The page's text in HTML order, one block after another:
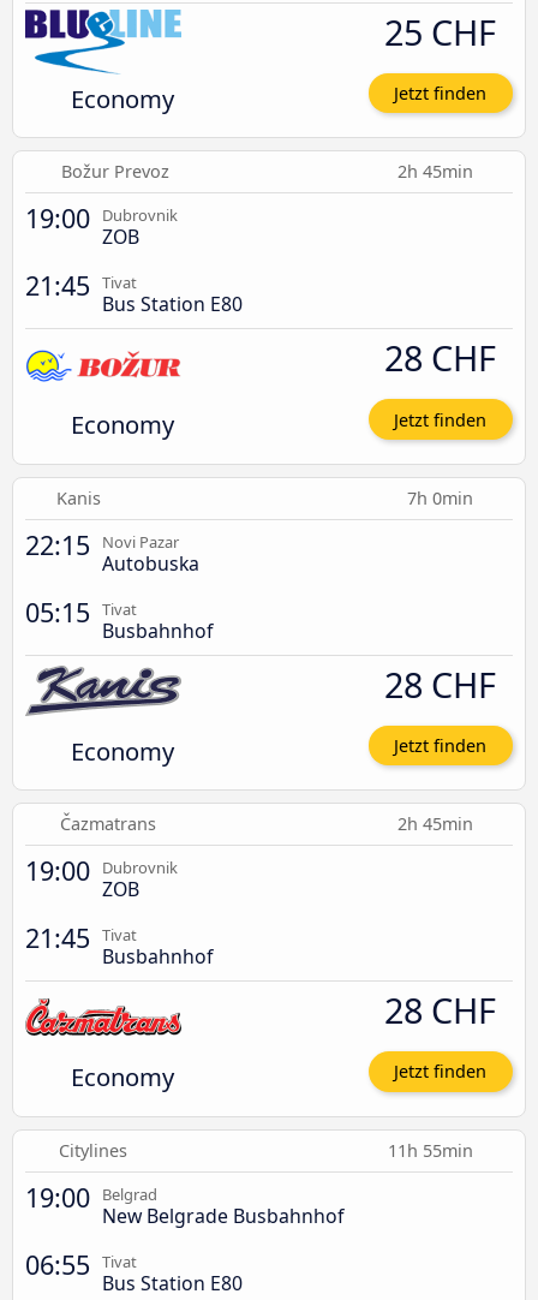
Economy
25 CHF
Jetzt finden
Božur Prevoz 2h 45min
19:00 Dubrovnik
ZOB
21:45 Tivat
Bus Station E80
Economy
28 CHF
Jetzt finden
Kanis 7h 0min
22:15 Novi Pazar
Autobuska
05:15 Tivat
Busbahnhof
Economy
28 CHF
Jetzt finden
Čazmatrans 2h 45min
19:00 Dubrovnik
ZOB
21:45 Tivat
Busbahnhof
Economy
28 CHF
Jetzt finden
Citylines 11h 55min
19:00 Belgrad
New Belgrade Busbahnhof
06:55 Tivat
Bus Station E80